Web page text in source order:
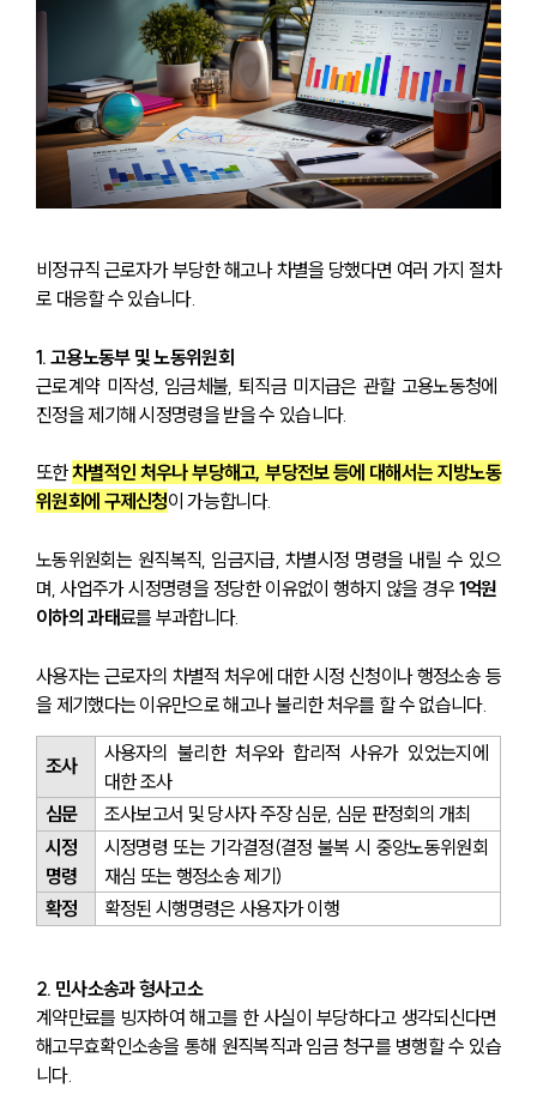
비정규직 근로자가 부당한 해고나 차별을 당했다면 여러 가지 절차
로 대응할 수 있습니다.
1. 고용노동부 및 노동위원회
근로계약 미작성, 임금체불, 퇴직금 미지급은 관할 고용노동청에
진정을 제기해 시정명령을 받을 수 있습니다.
또한 차별적인 처우나 부당해고, 부당전보 등에 대해서는 지방노동
위원회에 구제신청이 가능합니다.
노동위원회는 원직복직, 임금지급, 차별시정 명령을 내릴 수 있으
며, 사업주가 시정명령을 정당한 이유없이 행하지 않을 경우 1억원
이하의 과태료를 부과합니다.
사용자는 근로자의 차별적 처우에 대한 시정 신청이나 행정소송 등
을 제기했다는 이유만으로 해고나 불리한 처우를 할 수 없습니다.
조사
사용자의 불리한 처우와 합리적 사유가 있었는지에
대한 조사
심문
조사보고서 및 당사자 주장 심문, 심문 판정회의 개최
시정
명령
시정명령 또는 기각결정(결정 불복 시 중앙노동위원회
재심 또는 행정소송 제기)
확정
확정된 시행명령은 사용자가 이행
2. 민사소송과 형사고소
계약만료를 빙자하여 해고를 한 사실이 부당하다고 생각되신다면
해고무효확인소송을 통해 원직복직과 임금 청구를 병행할 수 있습
니다.